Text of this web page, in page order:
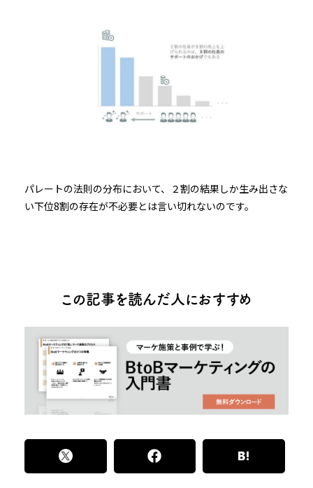
パレートの法則の分布において、２割の結果しか生み出さな
い下位8割の存在が不必要とは言い切れないのです。
この記事を読んだ人におすすめ